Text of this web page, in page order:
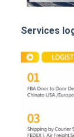
Services